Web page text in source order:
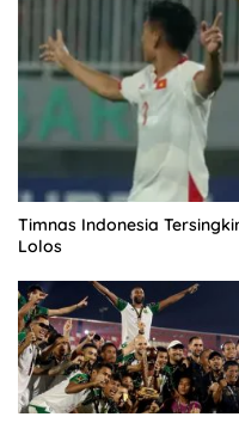
Timnas Indonesia
Lolos